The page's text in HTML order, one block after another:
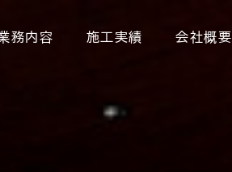
務内容 施工実績 会社概要